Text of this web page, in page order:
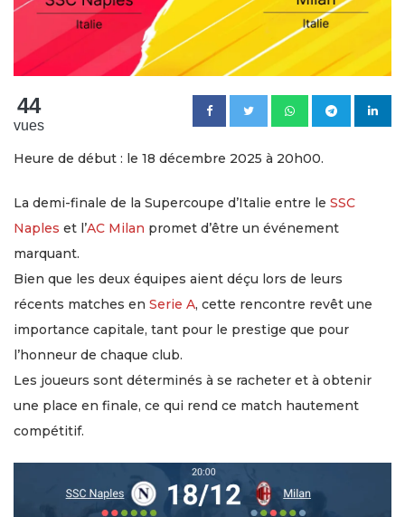
44
vues
Heure de début : le 18 décembre 2025 à 20h00.
La demi-finale de la Supercoupe d’Italie entre le SSC
Naples et l’AC Milan promet d’être un événement
marquant.
Bien que les deux équipes aient déçu lors de leurs
récents matches en Serie A, cette rencontre revêt une
importance capitale, tant pour le prestige que pour
l’honneur de chaque club.
Les joueurs sont déterminés à se racheter et à obtenir
une place en finale, ce qui rend ce match hautement
compétitif.